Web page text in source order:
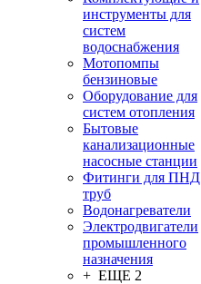
инструменты для
систем
водоснабжения
Мотопомпы
бензиновые
Оборудование для
систем отопления
Бытовые
канализационные
насосные станции
Фитинги для ПНД
труб
Водонагреватели
Электродвигатели
промышленного
назначения
+ ЕЩЕ 2